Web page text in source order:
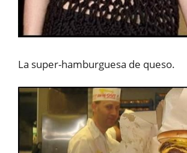
La super-hamburguesa de queso.